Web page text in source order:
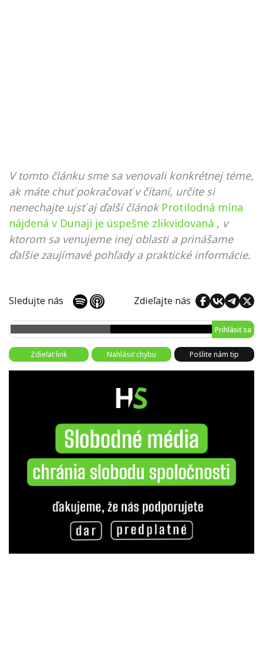
V tomto článku sme sa venovali konkrétnej téme,
ak máte chuť pokračovať v čítaní, určite si
nenechajte ujsť aj ďalší článok Protilodná mína
nájdená v Dunaji je úspešne zlikvidovaná , v
ktorom sa venujeme inej oblasti a prinášame
ďalšie zaujímavé pohľady a praktické informácie.
Sledujte nás Zdieľajte nás
Prihlásiť sa
Zdieľať link Nahlásiť chybu Pošlite nám tip